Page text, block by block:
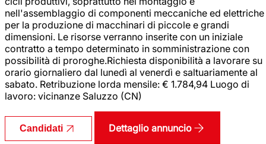
nell'assemblaggio di componenti meccaniche ed elettriche
per la produzione di macchinari di piccole e grandi
dimensioni. Le risorse verranno inserite con un iniziale
contratto a tempo determinato in somministrazione con
possibilità di proroghe.Richiesta disponibilità a lavorare su
orario giornaliero dal lunedì al venerdì e saltuariamente al
sabato. Retribuzione lorda mensile: € 1.784,94 Luogo di
lavoro: vicinanze Saluzzo (CN)
Candidati Dettaglio annuncio